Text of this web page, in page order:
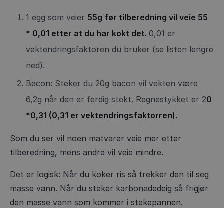
1 egg som veier 55g før tilberedning vil veie 55
* 0,01 etter at du har kokt det. 0,01 er
vektendringsfaktoren du bruker (se listen lengre
ned).
Bacon: Steker du 20g bacon vil vekten være
6,2g når den er ferdig stekt. Regnestykket er 20
*0,31 (0,31 er vektendringsfaktorren).
Som du ser vil noen matvarer veie mer etter
tilberedning, mens andre vil veie mindre.
Det er logisk: Når du koker ris så trekker den til seg
masse vann. Når du steker karbonadedeig så frigjør
den masse vann som kommer i stekepannen.